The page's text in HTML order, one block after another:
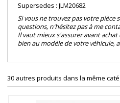
Supersedes : JLM20682
Si vous ne trouvez pas votre pièce
questions, n'hésitez pas à me
Il vaut mieux s'assurer avant
bien au modèle de votre véhicule,
30 autres produits dans la même